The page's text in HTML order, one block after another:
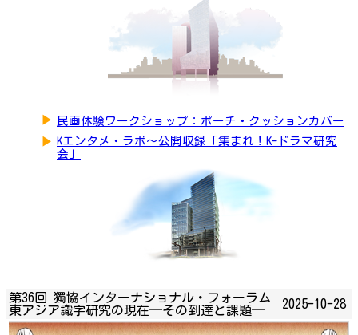
▶ 民画体験ワークショップ：ポーチ・クッションカバー
▶ Kエンタメ・ラボ～公開収録「集まれ！K-ドラマ研究
会」
第36回 獨協インターナショナル・フォーラム
東アジア識字研究の現在─その到達と課題─
2025-10-28